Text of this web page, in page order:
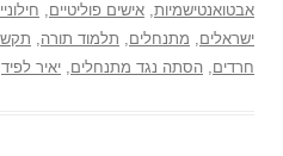
אבטואנטישמיות, אישים פוליטיים,
ישראלים, מתנחלים, תלמוד תורה,
חרדים, הסתה נגד מתנחלים, יאיר לפיד